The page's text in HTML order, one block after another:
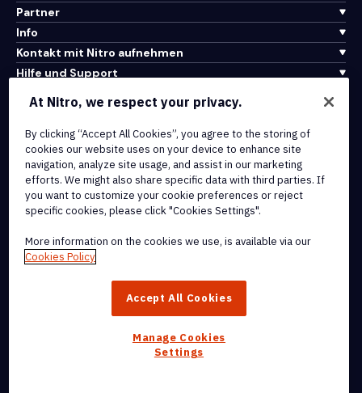
Partner
Info
Kontakt mit Nitro aufnehmen
Hilfe und Support
Nutzungsbedingungen
Cookie-Richtlinie
Copyright-Richtlinie
Alle Bedingungen und Richtlinien
Marken von Nitro Software, Inc. oder seinen verbundenen
At Nitro, we respect your privacy.
By clicking “Accept All Cookies”, you agree to the storing of
cookies our website uses on your device to enhance site
navigation, analyze site usage, and assist in our marketing
efforts. We might also share specific data with third parties. If
you want to customize your cookie preferences or reject
specific cookies, please click "Cookies Settings".
More information on the cookies we use, is available via our
Cookies Policy
Accept All Cookies
Manage Cookies
Settings